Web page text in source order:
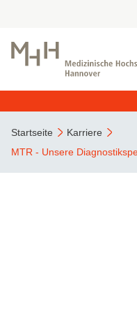
Startseite
Karriere
MTR - Unsere